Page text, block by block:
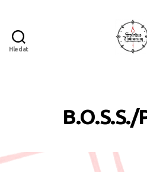
Hledat
B.O.S.S./